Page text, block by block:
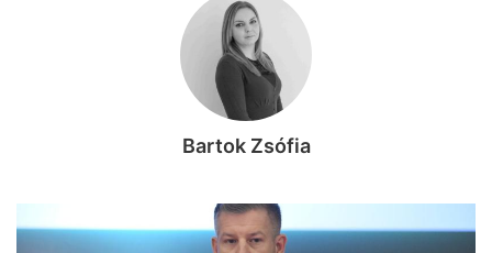
Bartok Zsófia